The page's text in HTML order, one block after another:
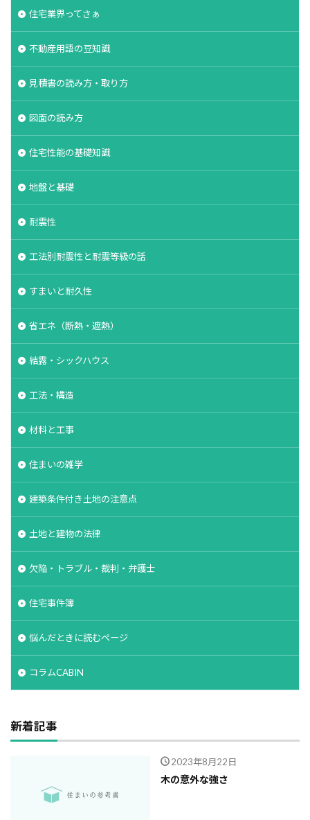
住宅業界ってさぁ
不動産用語の豆知識
見積書の読み方・取り方
図面の読み方
住宅性能の基礎知識
地盤と基礎
耐震性
工法別耐震性と耐震等級の話
すまいと耐久性
省エネ（断熱・遮熱）
結露・シックハウス
工法・構造
材料と工事
住まいの雑学
建築条件付き土地の注意点
土地と建物の法律
欠陥・トラブル・裁判・弁護士
住宅事件簿
悩んだときに読むページ
コラムCABIN
新着記事
2023年8月22日
木の意外な強さ